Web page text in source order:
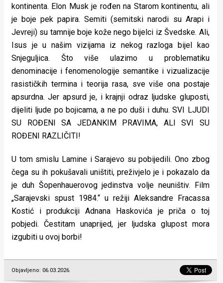
kontinenta. Elon Musk je rođen na Starom kontinentu, ali
je boje pek papira. Semiti (semitski narodi su Arapi i
Jevreji) su tamnije boje kože nego bijelci iz Švedske. Ali,
Isus je u našim vizijama iz nekog razloga bijel kao
Snjeguljica. Što više ulazimo u problematiku
denominacije i fenomenologije semantike i vizualizacije
rasističkih termina i teorija rasa, sve više ona postaje
apsurdna. Jer apsurd je, i krajnji odraz ljudske gluposti,
dijeliti ljude po bojicama, a ne po duši i duhu. SVI LJUDI
SU ROĐENI SA JEDANKIM PRAVIMA, ALI SVI SU
ROĐENI RAZLIČITI!
U tom smislu Lamine i Sarajevo su pobijedili. Ono zbog
čega su ih pokušavali uništiti, preživjelo je i pokazalo da
je duh Šopenhauerovog jedinstva volje neuništiv. Film
„Sarajevski spust 1984.“ u režiji Aleksandre Fracassa
Kostić i produkciji Adnana Haskovića je priča o toj
pobjedi. Čestitam unaprijed, jer ljudska glupost mora
izgubiti u ovoj borbi!
Objavljeno: 06.03.2026.